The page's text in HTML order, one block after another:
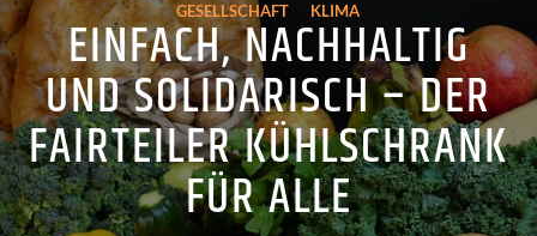
GESELLSCHAFT KLIMA
EINFACH, NACHHALTIG
UND SOLIDARISCH – DER
FAIRTEILER KÜHLSCHRANK
FÜR ALLE